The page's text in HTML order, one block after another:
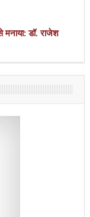
मनाया: डॉ. राजेश